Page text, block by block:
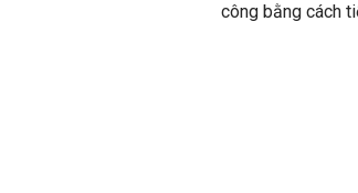
công bằng cách